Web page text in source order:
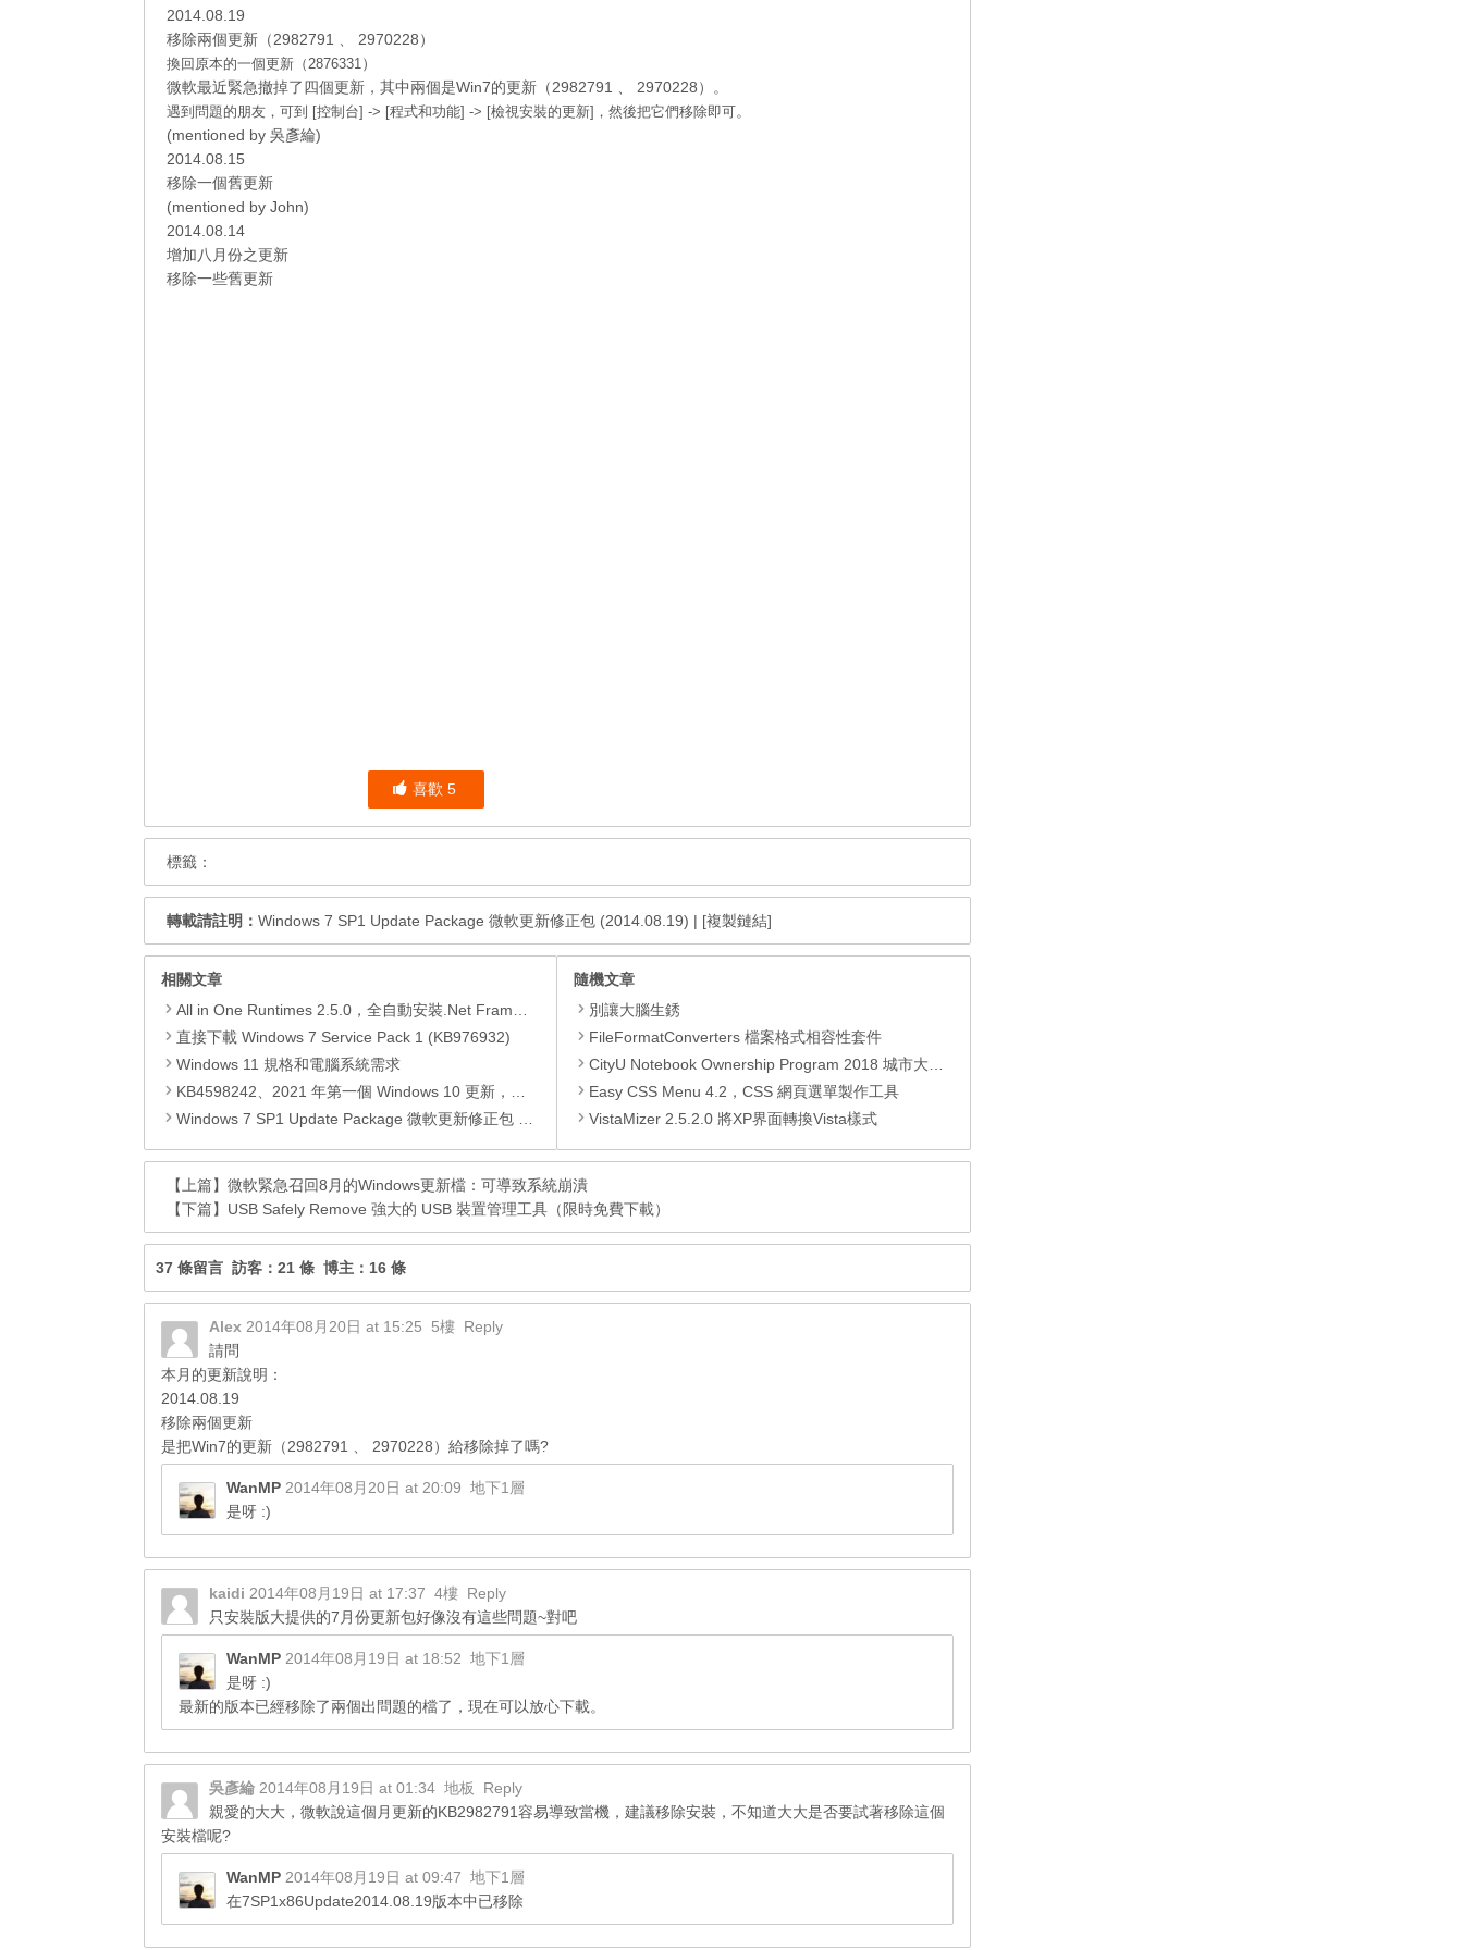
2014.08.19
移除兩個更新（2982791 、 2970228）
換回原本的一個更新（2876331）
微軟最近緊急撤掉了四個更新，其中兩個是Win7的更新（2982791 、 2970228）。
遇到問題的朋友，可到 [控制台] -> [程式和功能] -> [檢視安裝的更新]，然後把它們移除即可。
(mentioned by 吳彥綸)
2014.08.15
移除一個舊更新
(mentioned by John)
2014.08.14
增加八月份之更新
移除一些舊更新
喜歡 5
標籤：
轉載請註明： Windows 7 SP1 Update Package 微軟更新修正包 (2014.08.19) | [複製鏈結]
相關文章
All in One Runtimes 2.5.0，全自動安裝.Net Framework、Visual C++、DirectX、Flash Player、JRE
直接下載 Windows 7 Service Pack 1 (KB976932)
Windows 11 規格和電腦系統需求
KB4598242、2021 年第一個 Windows 10 更新，改善外部裝置安全性、解決HTTPS安全漏洞、印表機呼叫(RPC)漏洞
Windows 7 SP1 Update Package 微軟更新修正包 (2020.01月份)
隨機文章
別讓大腦生銹
FileFormatConverters 檔案格式相容性套件
CityU Notebook Ownership Program 2018 城市大學電腦優惠 – Apple, Acer, Fujitsu, Samsung
Easy CSS Menu 4.2，CSS 網頁選單製作工具
VistaMizer 2.5.2.0 將XP界面轉換Vista樣式
【上篇】 微軟緊急召回8月的Windows更新檔：可導致系統崩潰
【下篇】 USB Safely Remove 強大的 USB 裝置管理工具（限時免費下載）
37 條留言 訪客：21 條 博主：16 條
Alex 2014年08月20日 at 15:25 5樓 Reply
請問
本月的更新說明：
2014.08.19
移除兩個更新
是把Win7的更新（2982791 、 2970228）給移除掉了嗎?
WanMP 2014年08月20日 at 20:09 地下1層
是呀 :)
kaidi 2014年08月19日 at 17:37 4樓 Reply
只安裝版大提供的7月份更新包好像沒有這些問題~對吧
WanMP 2014年08月19日 at 18:52 地下1層
是呀 :)
最新的版本已經移除了兩個出問題的檔了，現在可以放心下載。
吳彥綸 2014年08月19日 at 01:34 地板
Reply
親愛的大大，微軟說這個月更新的KB2982791容易導致當機，建議移除安裝，不知道大大是否要試著移除這個
安裝檔呢?
WanMP 2014年08月19日 at 09:47 地下1層
在7SP1x86Update2014.08.19版本中已移除